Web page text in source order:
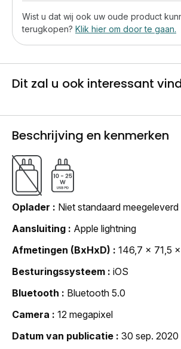
Wist u dat wij ook uw oude product
terugkopen? Klik hier om door te gaan.
Dit zal u ook interessant
Beschrijving en kenmerken
Oplader
Niet standaard meegeleverd
Aansluiting
Apple lightning
Afmetingen (BxHxD)
146,7 x 71,5
Besturingssysteem
iOS
Bluetooth
Bluetooth 5.0
Camera
12 megapixel
Datum van publicatie
30 sep.